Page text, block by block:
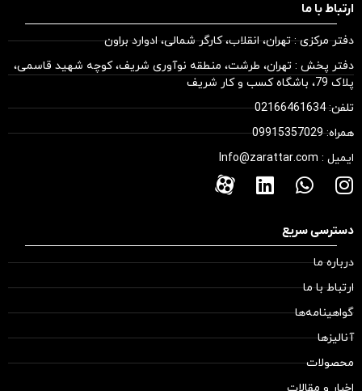
ارتباط با ما
دفتر مرکزی : تهران، انقلاب، کارگر شمالی، ادوارد براون
دفتر پخش : تهران، طرشت، منطقه نوآوری شریف، کوچه شهید قاسمی،
پلاک 79، باشگاه کسب و کار شریف
تلفن: 02166461634
همراه: 09915357029
ایمیل : Info@zarattar.com
دسترسی سریع
درباره ما
ارتباط با ما
گواهینامه‌ها
آنالیزها
محصولات